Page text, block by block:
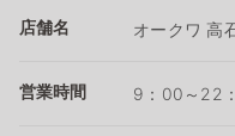
店舗名 オークワ 高
営業時間 9：00～22